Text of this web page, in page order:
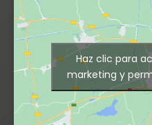
Haz clic para
marketing y